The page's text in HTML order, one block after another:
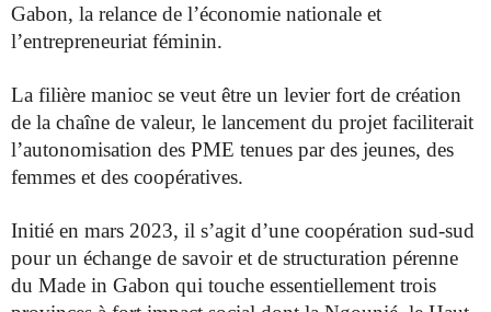
Gabon, la relance de l’économie nationale et
l’entrepreneuriat féminin.
La filière manioc se veut être un levier fort de création
de la chaîne de valeur, le lancement du projet faciliterait
l’autonomisation des PME tenues par des jeunes, des
femmes et des coopératives.
Initié en mars 2023, il s’agit d’une coopération sud-sud
pour un échange de savoir et de structuration pérenne
du Made in Gabon qui touche essentiellement trois